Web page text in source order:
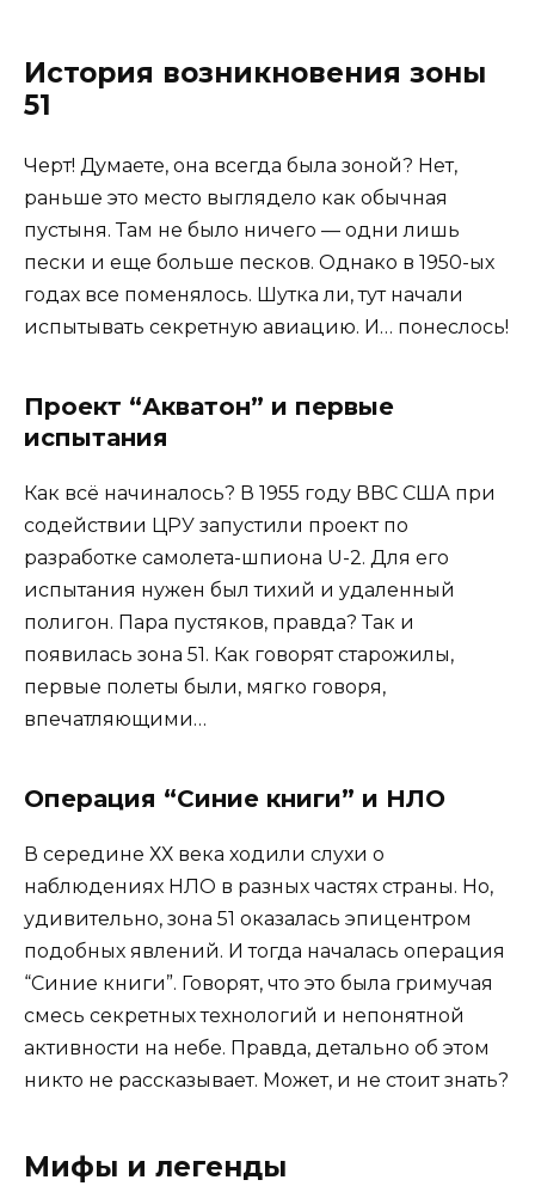
История возникновения зоны
51
Черт! Думаете, она всегда была зоной? Нет,
раньше это место выглядело как обычная
пустыня. Там не было ничего — одни лишь
пески и еще больше песков. Однако в 1950-ых
годах все поменялось. Шутка ли, тут начали
испытывать секретную авиацию. И… понеслось!
Проект “Акватон” и первые
испытания
Как всё начиналось? В 1955 году ВВС США при
содействии ЦРУ запустили проект по
разработке самолета-шпиона U-2. Для его
испытания нужен был тихий и удаленный
полигон. Пара пустяков, правда? Так и
появилась зона 51. Как говорят старожилы,
первые полеты были, мягко говоря,
впечатляющими…
Операция “Синие книги” и НЛО
В середине ХХ века ходили слухи о
наблюдениях НЛО в разных частях страны. Но,
удивительно, зона 51 оказалась эпицентром
подобных явлений. И тогда началась операция
“Синие книги”. Говорят, что это была гримучая
смесь секретных технологий и непонятной
активности на небе. Правда, детально об этом
никто не рассказывает. Может, и не стоит знать?
Мифы и легенды